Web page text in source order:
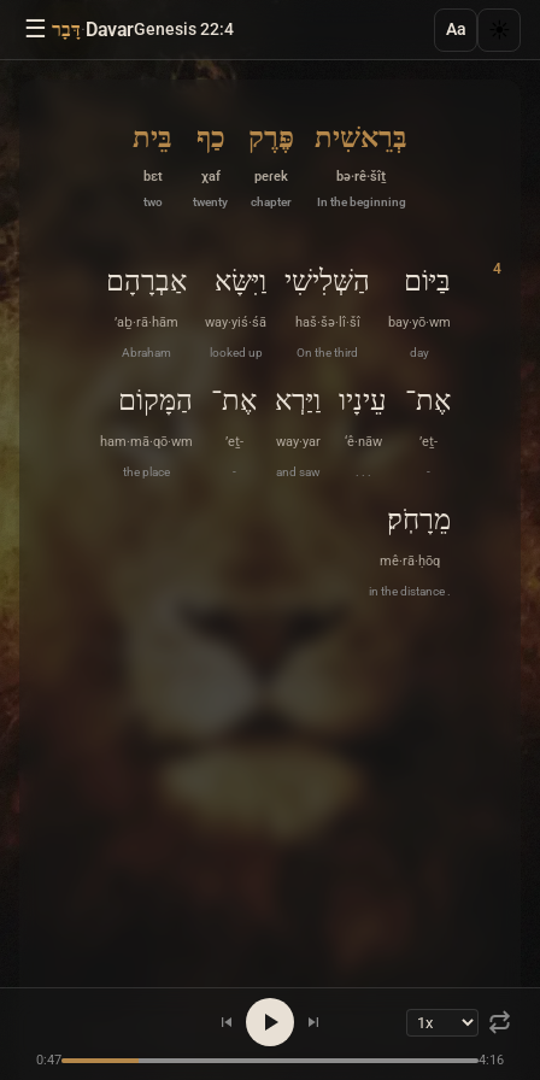
☰ דָּבָר·DavarGenesis 22:4 Aa
בְּרֵאשִׁית
bə·rê·šîṯ
In the beginning
פֶּרֶק
peɾek
chapter
כַף
χaf
twenty
בֵּית
bɛt
two
4 בַּיּוֹם
bay·yō·wm
day
הַשְּׁלִישִׁי
haš·šə·lî·šî
On the third
וַיִּשָּׂא
way·yiś·śā
looked up
אַבְרָהָם
’aḇ·rā·hām
Abraham
אֶת־
’eṯ-
-
עֵינָיו
‘ê·nāw
. . .
וַיַּרְא
way·yar
and saw
אֶת־
’eṯ-
-
הַמָּקוֹם
ham·mā·qō·wm
the place
מֵרָחֹֽק׃
mê·rā·ḥōq
in the distance .
0:47 4:16